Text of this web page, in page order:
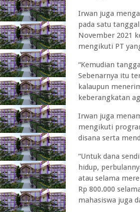
Irwan juga
pada satu
November 2021
mengikuti PT
“Kemudian
Sebenarnya itu
kalaupun
keberangkatan
Irwan juga
mengikuti
disana serta
“Untuk dana
hidup,
atau selama
Rp 800.000
mahasiswa juga